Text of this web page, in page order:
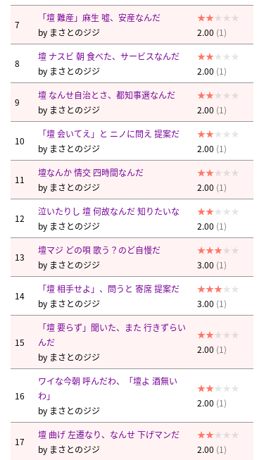
7
「壇 難産」麻生 嘘、安産なんだ
by まさとのジジ 2.00 (1)
8
壇 ナスビ 朝 食べた、サービスなんだ
by まさとのジジ 2.00 (1)
9
壇 なんせ自治とさ、都知事選なんだ
by まさとのジジ 2.00 (1)
10
「壇 会いてえ」と ニノに問え 提案だ
by まさとのジジ 2.00 (1)
11
壇なんか 情交 四時間なんだ
by まさとのジジ 2.00 (1)
12
泣いたりし 壇 何故なんだ 知りたいな
by まさとのジジ 2.00 (1)
13
壇マジ どの唄 歌う？のど自慢だ
by まさとのジジ 3.00 (1)
14
「壇 相手せよ」、問うと 寄席 提案だ
by まさとのジジ 3.00 (1)
15
「壇 要らず」聞いた、また 行きずらい
んだ
by まさとのジジ
2.00 (1)
16
ワイな今朝 呼んだわ、「壇よ 酒無い
わ」
by まさとのジジ
2.00 (1)
17
壇 曲げ 左遷なり、なんせ 下げマンだ
by まさとのジジ 2.00 (1)